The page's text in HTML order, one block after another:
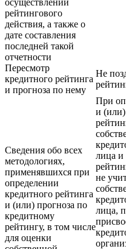
осуществлении
рейтингового
действия, а также о
дате составления
последней такой
отчетности
Пересмотр
кредитного рейтинга
и прогноза по нему
Не
Сведения обо всех
методологиях,
применявшихся при
определении
кредитного рейтинга
и (или) прогноза по
кредитному
рейтингу, в том числе
для оценки
При
и
лица и
не
лица,